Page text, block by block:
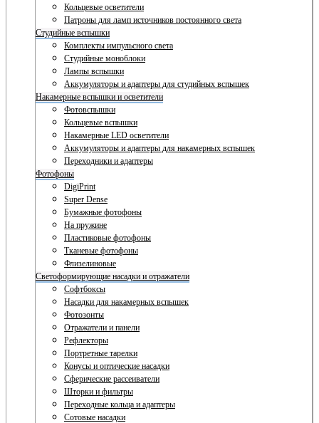
Кольцевые осветители
Патроны для ламп источников постоянного света
Студийные вспышки
Комплекты импульсного света
Студийные моноблоки
Лампы вспышки
Аккумуляторы и адаптеры для студийных вспышек
Накамерные вспышки и осветители
Фотовспышки
Кольцевые вспышки
Накамерные LED осветители
Аккумуляторы и адаптеры для накамерных вспышек
Переходники и адаптеры
Фотофоны
DigiPrint
Super Dense
Бумажные фотофоны
На пружине
Пластиковые фотофоны
Тканевые фотофоны
Флизелиновые
Светоформирующие насадки и отражатели
Софтбоксы
Насадки для накамерных вспышек
Фотозонты
Отражатели и панели
Рефлекторы
Портретные тарелки
Конусы и оптические насадки
Сферические рассеиватели
Шторки и фильтры
Переходные кольца и адаптеры
Сотовые насадки